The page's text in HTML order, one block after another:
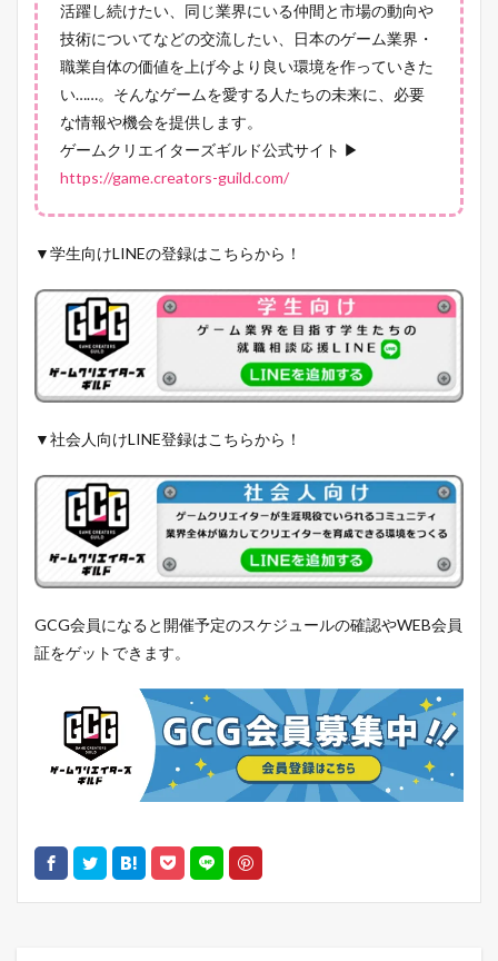
活躍し続けたい、同じ業界にいる仲間と市場の動向や
技術についてなどの交流したい、日本のゲーム業界・
職業自体の価値を上げ今より良い環境を作っていきた
い……。そんなゲームを愛する人たちの未来に、必要
な情報や機会を提供します。
ゲームクリエイターズギルド公式サイト ▶
https://game.creators-guild.com/
▼学生向けLINEの登録はこちらから！
▼社会人向けLINE登録はこちらから！
GCG会員になると開催予定のスケジュールの確認やWEB会員
証をゲットできます。